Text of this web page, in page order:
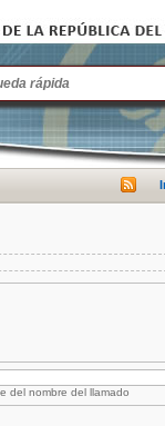
del nombre del llamado